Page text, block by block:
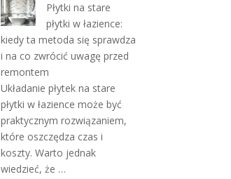
Płytki na stare
płytki w łazience:
kiedy ta metoda się sprawdza
i na co zwrócić uwagę przed
remontem
Układanie płytek na stare
płytki w łazience może być
praktycznym rozwiązaniem,
które oszczędza czas i
koszty. Warto jednak
wiedzieć, że …